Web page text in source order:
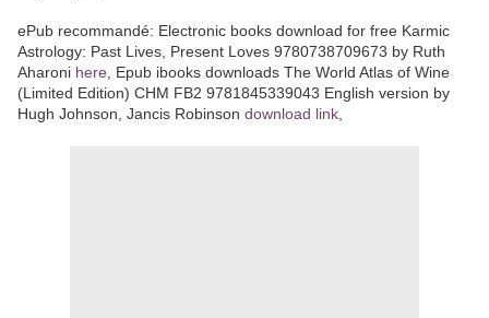
ePub recommandé: Electronic books download for free Karmic
Astrology: Past Lives, Present Loves 9780738709673 by Ruth
Aharoni here , Epub ibooks downloads The World Atlas of Wine
(Limited Edition) CHM FB2 9781845339043 English version by
Hugh Johnson, Jancis Robinson download link